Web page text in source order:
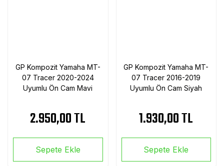
GP Kompozit Yamaha MT-
07 Tracer 2020-2024
Uyumlu Ön Cam Mavi
2.950,00 TL
Sepete Ekle
GP Kompozit Yamaha MT-
07 Tracer 2016-2019
Uyumlu Ön Cam Siyah
1.930,00 TL
Sepete Ekle